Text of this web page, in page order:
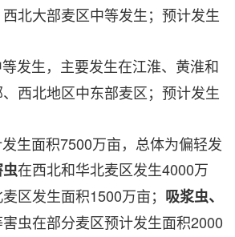
北大部麦区中等发生；预计发生
发生，主要发生在江淮、黄淮和
西北地区中东部麦区；预计发生
面积7500万亩，总体为偏轻发
在西北和华北麦区发生4000万
区发生面积1500万亩； 吸浆虫、
虫在部分麦区预计发生面积2000